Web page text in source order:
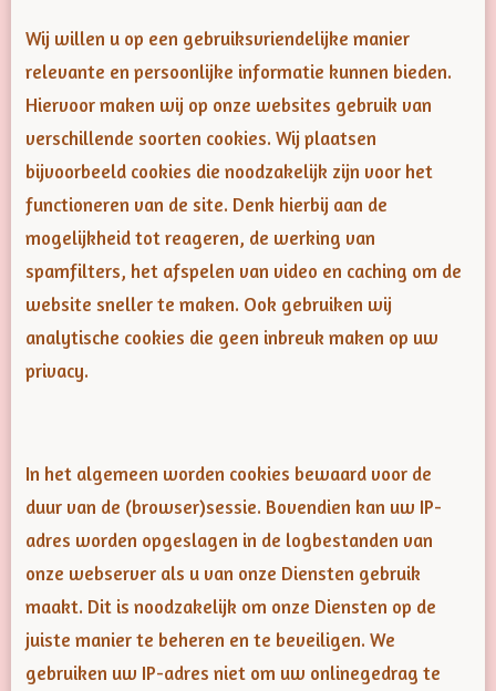
Wij willen u op een gebruiksvriendelijke manier
relevante en persoonlijke informatie kunnen bieden.
Hiervoor maken wij op onze websites gebruik van
verschillende soorten cookies. Wij plaatsen
bijvoorbeeld cookies die noodzakelijk zijn voor het
functioneren van de site. Denk hierbij aan de
mogelijkheid tot reageren, de werking van
spamfilters, het afspelen van video en caching om de
website sneller te maken. Ook gebruiken wij
analytische cookies die geen inbreuk maken op uw
privacy.
In het algemeen worden cookies bewaard voor de
duur van de (browser)sessie. Bovendien kan uw IP-
adres worden opgeslagen in de logbestanden van
onze webserver als u van onze Diensten gebruik
maakt. Dit is noodzakelijk om onze Diensten op de
juiste manier te beheren en te beveiligen. We
gebruiken uw IP-adres niet om uw onlinegedrag te